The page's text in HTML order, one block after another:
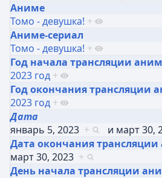
Аниме
Томо - девушка! +
Аниме-сериал
Томо - девушка! +
Год начала трансляции
2023 год +
Год окончания трансляции
2023 год +
Дата
январь 5, 2023 + и март 30,
Дата окончания
март 30, 2023 +
День начала трансляции